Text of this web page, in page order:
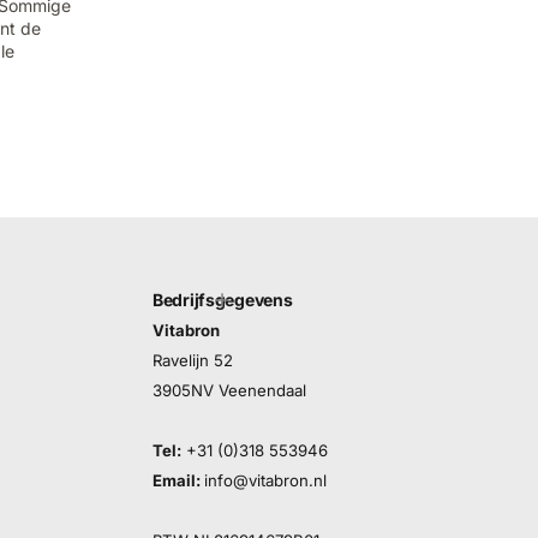
de
Bedrijfsgegevens
Vitabron
Ravelijn 52
3905NV Veenendaal
Tel: +31 (0)318 553946
Email: info@vitabron.nl